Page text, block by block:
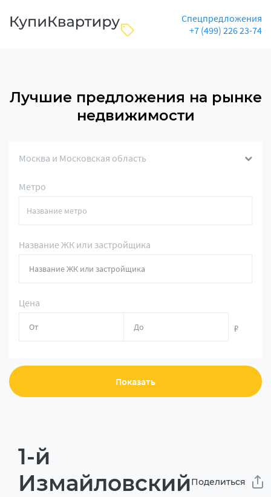
Спецпредложения
+7 (499) 226 23-74
Лучшие предложения на рынке
недвижимости
Москва и Московская область
Метро
Название ЖК или застройщика
Цена
₽
Показать
1‑й
ИзмайловскийПоделиться